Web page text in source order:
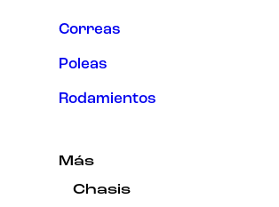
Correas
Poleas
Rodamientos
Más
Chasis